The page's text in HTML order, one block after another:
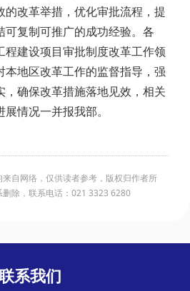
的改革举措，优化审批流程，提
可复制可推广的成功经验。各
程建设项目审批制度改革工作领
本地区改革工作的监督指导，强
，确保改革措施落地见效，相关
情况一并报我部。
自网络，仅供读者参考，版权归作者所
除，联系电话：021 3323 6280
系我们